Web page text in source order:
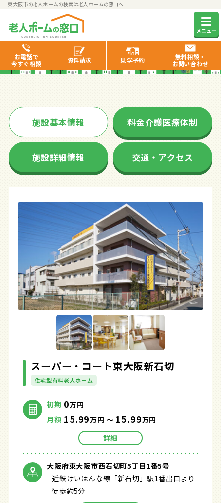
東大阪市の老人ホームの検索は老人ホームの窓口へ
メニュー
お電話で
今すぐ相談
資料請求 見学予約
無料相談・
お問い合わせ
スーパー・コート東大阪新石
切
施設基本情報 料金介護医療体制
施設詳細情報 交通・アクセス
スーパー・コート東大阪新石切
住宅型有料老人ホーム
初期 0万円
月額 15.99万円 ～ 15.99万円
詳細
大阪府東大阪市西石切町5丁目1番5号
近鉄けいはんな線「新石切」駅1番出口より
徒歩約5分